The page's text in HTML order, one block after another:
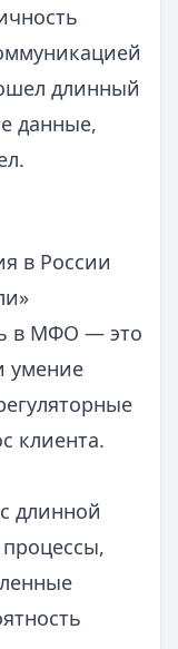
длинный
данные,
в России
в МФО — это
умение
клиента.
длинной